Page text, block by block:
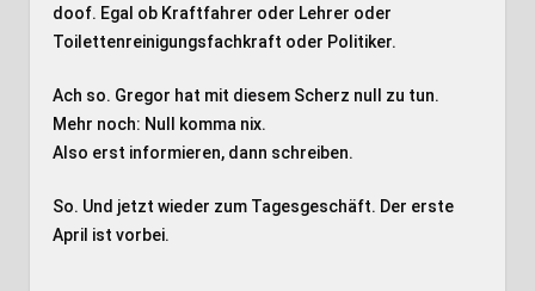
doof. Egal ob Kraftfahrer oder Lehrer oder
Toilettenreinigungsfachkraft oder Politiker.
Ach so. Gregor hat mit diesem Scherz null zu tun.
Mehr noch: Null komma nix.
Also erst informieren, dann schreiben.
So. Und jetzt wieder zum Tagesgeschäft. Der erste
April ist vorbei.